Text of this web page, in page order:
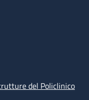
del Policlinico